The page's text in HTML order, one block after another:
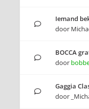
Iemand
door
BOCCA
door
Gaggia
door